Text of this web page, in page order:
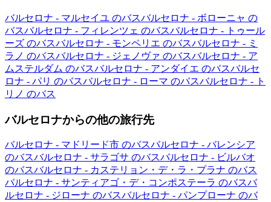
バルセロナ - マルセイユ のバスバルセロナ - ボローニャ の
バスバルセロナ - フィレンツェ のバスバルセロナ - トゥール
ーズ のバスバルセロナ - モンペリエ のバスバルセロナ - ミ
ラノ のバスバルセロナ - ジェノヴァ のバスバルセロナ - ア
ムステルダム のバスバルセロナ - アンダイエ のバスバルセ
ロナ - パリ のバスバルセロナ - ローマ のバスバルセロナ - ト
リノ のバス
バルセロナからの他の旅行先
バルセロナ - マドリード市 のバスバルセロナ - バレンシア
のバスバルセロナ - サラゴサ のバスバルセロナ - ビルバオ
のバスバルセロナ - カステリョン・デ・ラ・プラナ のバス
バルセロナ - サンティアゴ・デ・コンポステーラ のバスバ
ルセロナ - ジローナ のバスバルセロナ - パンプローナ のバ